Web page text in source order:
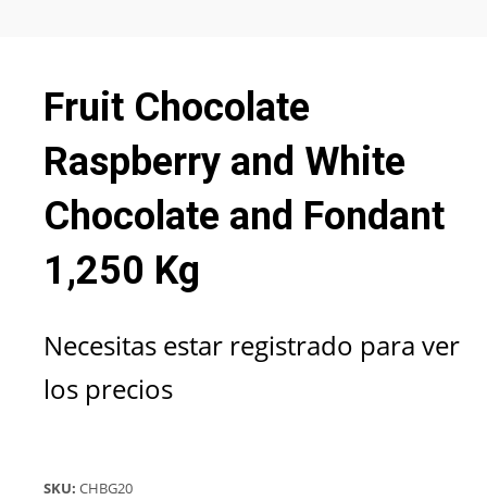
Fruit Chocolate
Raspberry and White
Chocolate and Fondant
1,250 Kg
Necesitas estar registrado para ver
los precios
SKU: CHBG20